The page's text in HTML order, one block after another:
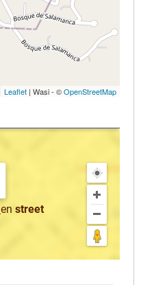
Leaflet | Wasi - ©OpenStreetMap
en street